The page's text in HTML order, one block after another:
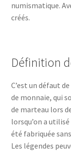
numismatique.
créés.
Définition
C’est un défaut
de monnaie, qui
de marteau lors
lorsqu’on a
été fabriquée
Les légendes